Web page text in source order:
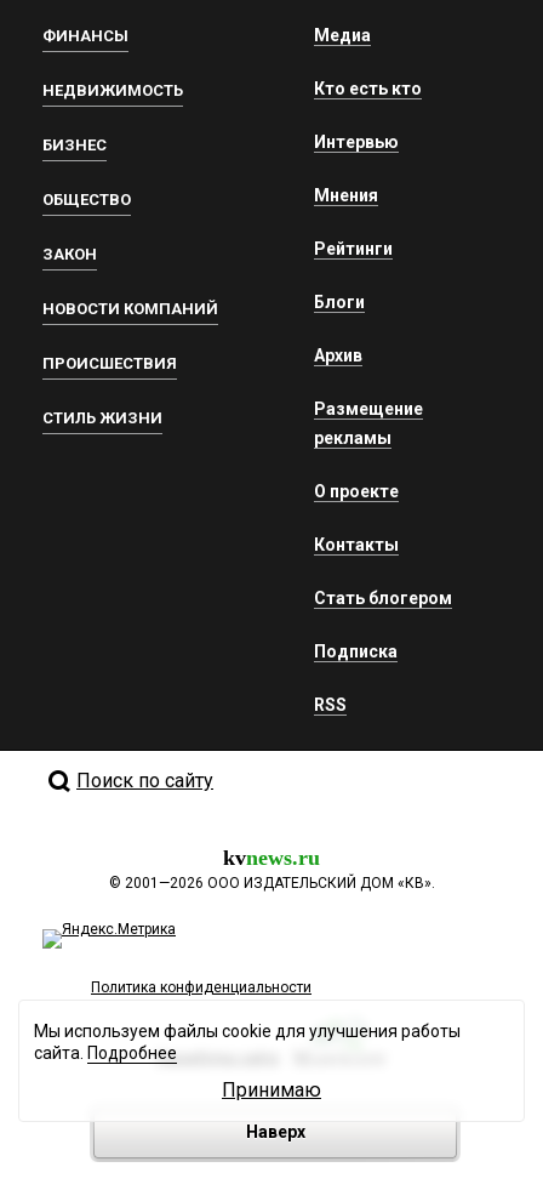
ФИНАНСЫ
НЕДВИЖИМОСТЬ
БИЗНЕС
ОБЩЕСТВО
ЗАКОН
НОВОСТИ КОМПАНИЙ
ПРОИСШЕСТВИЯ
СТИЛЬ ЖИЗНИ
Медиа
Кто есть кто
Интервью
Мнения
Рейтинги
Блоги
Архив
Размещение
рекламы
О проекте
Контакты
Стать блогером
Подписка
RSS
Поиск по сайту
kvnews.ru
© 2001—2026 ООО ИЗДАТЕЛЬСКИЙ ДОМ «КВ».
Политика конфиденциальности
Разработка сайта
Наверх
Мы используем файлы cookie для улучшения работы
сайта. Подробнее
Принимаю